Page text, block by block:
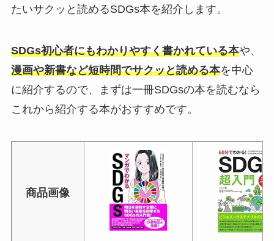
たいサクッと読めるSDGs本を紹介します。
SDGs初心者にもわかりやすく書かれている本や、
漫画や新書など短時間でサクッと読める本を中心
に紹介するので、まずは一冊SDGsの本を読むなら
これから紹介する本がおすすめです。
商品画像